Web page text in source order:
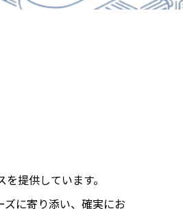
提供しています。
に寄り添い、確実にお